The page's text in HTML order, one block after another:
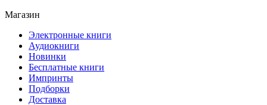
Магазин
Электронные книги
Аудиокниги
Новинки
Бесплатные книги
Импринты
Подборки
Доставка